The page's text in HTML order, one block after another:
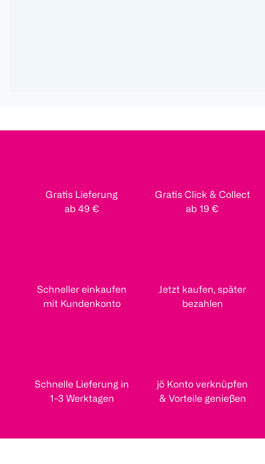
Gratis Lieferung
ab 49 €
Gratis Click & Collect
ab 19 €
Schneller einkaufen
mit Kundenkonto
Jetzt kaufen, später
bezahlen
Schnelle Lieferung in
1-3 Werktagen
jö Konto verknüpfen
& Vorteile genießen